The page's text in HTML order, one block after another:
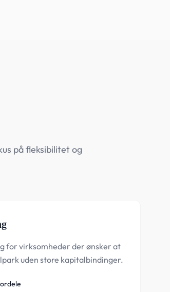
på fleksibilitet og
for virksomheder der ønsker at
uden store kapitalbindinger.